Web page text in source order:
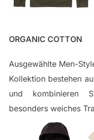
ORGANIC COTTON
Ausgewählte Men-
Kollektion bestehen
und kombinieren
besonders weiches